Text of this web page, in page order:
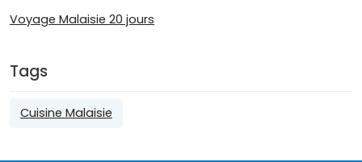
Voyage Malaisie 20 jours
Tags
Cuisine Malaisie